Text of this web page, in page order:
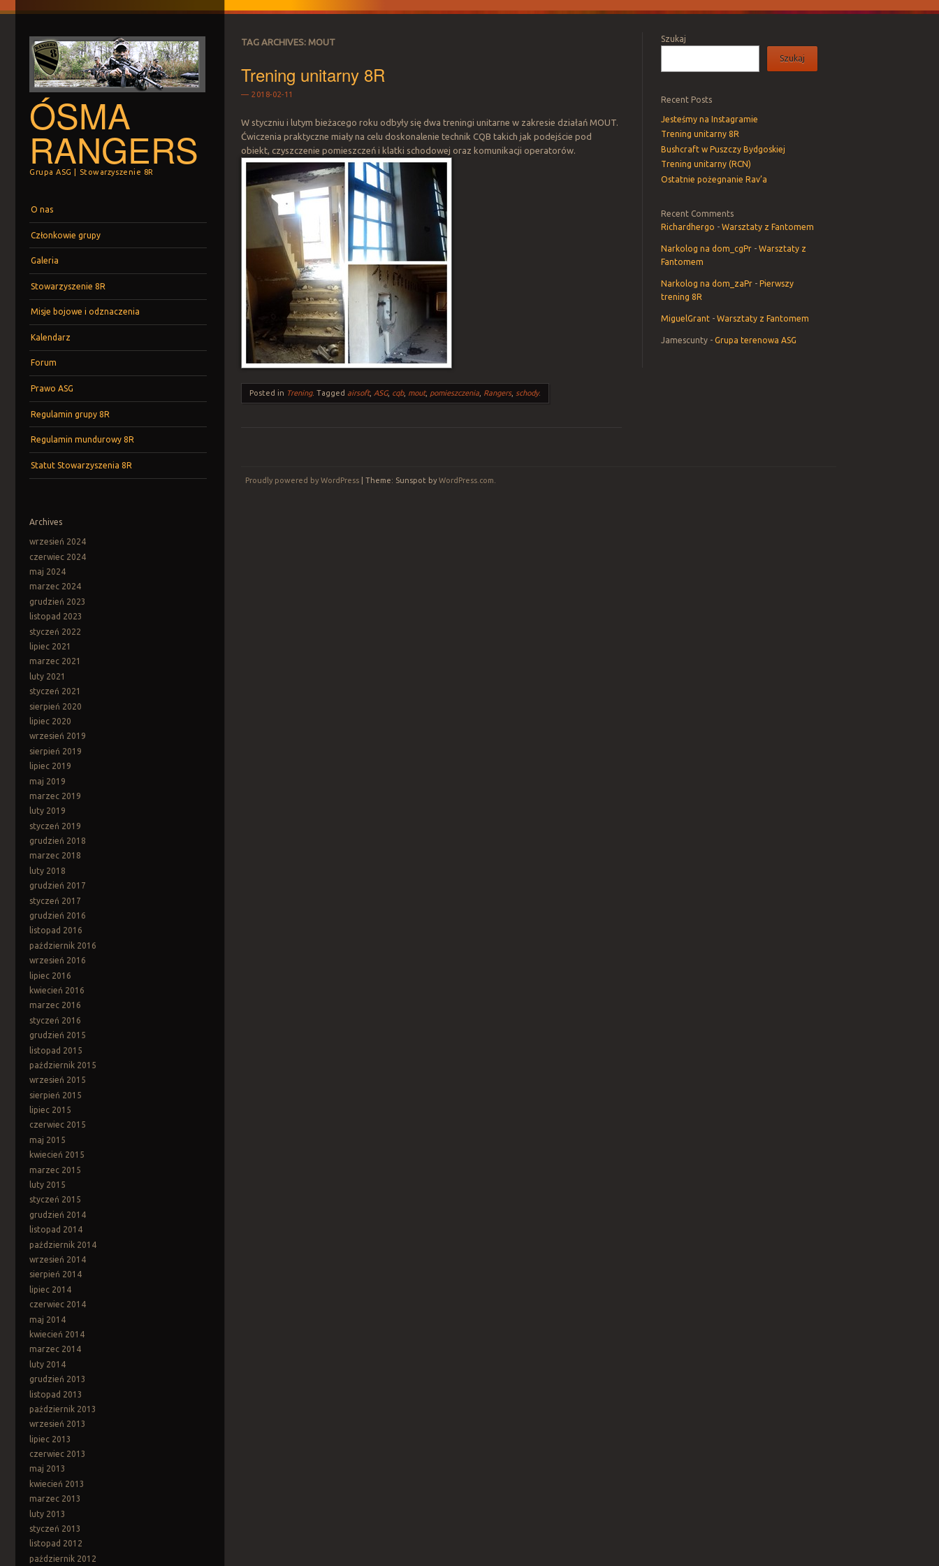
ÓSMA
RANGERS
Grupa ASG | Stowarzyszenie 8R
O nas
Członkowie grupy
Galeria
Stowarzyszenie 8R
Misje bojowe i odznaczenia
Kalendarz
Forum
Prawo ASG
Regulamin grupy 8R
Regulamin mundurowy 8R
Statut Stowarzyszenia 8R
Archives
wrzesień 2024
czerwiec 2024
maj 2024
marzec 2024
grudzień 2023
listopad 2023
styczeń 2022
lipiec 2021
marzec 2021
luty 2021
styczeń 2021
sierpień 2020
lipiec 2020
wrzesień 2019
sierpień 2019
lipiec 2019
maj 2019
marzec 2019
luty 2019
styczeń 2019
grudzień 2018
marzec 2018
luty 2018
grudzień 2017
styczeń 2017
grudzień 2016
listopad 2016
październik 2016
wrzesień 2016
lipiec 2016
kwiecień 2016
marzec 2016
styczeń 2016
grudzień 2015
listopad 2015
październik 2015
wrzesień 2015
sierpień 2015
lipiec 2015
czerwiec 2015
maj 2015
kwiecień 2015
marzec 2015
luty 2015
styczeń 2015
grudzień 2014
listopad 2014
październik 2014
wrzesień 2014
sierpień 2014
lipiec 2014
czerwiec 2014
maj 2014
kwiecień 2014
marzec 2014
luty 2014
grudzień 2013
listopad 2013
październik 2013
wrzesień 2013
lipiec 2013
czerwiec 2013
maj 2013
kwiecień 2013
marzec 2013
luty 2013
styczeń 2013
listopad 2012
październik 2012
TAG ARCHIVES: MOUT
Trening unitarny 8R
2018-02-11
W styczniu i lutym bieżacego roku odbyły się dwa treningi unitarne w zakresie działań MOUT.
Ćwiczenia praktyczne miały na celu doskonalenie technik CQB takich jak podejście pod
obiekt, czyszczenie pomieszczeń i klatki schodowej oraz komunikacji operatorów.
Posted in Trening.Tagged airsoft, ASG, cqb, mout, pomieszczenia Rangers, schody.
Szukaj
Szukaj
Recent Posts
Jesteśmy na Instagramie
Trening unitarny 8R
Bushcraft w Puszczy Bydgoskiej
Trening unitarny (RCN)
Ostatnie pożegnanie Rav’a
Recent Comments
Richardhergo -Warsztaty z Fantomem
Narkolog na dom_cgPr -Warsztaty z
Fantomem
Narkolog na dom_zaPr -Pierwszy
trening 8R
MiguelGrant -Warsztaty z Fantomem
Jamescunty -Grupa terenowa ASG
Proudly powered by WordPress Theme: Sunspot by WordPress.com